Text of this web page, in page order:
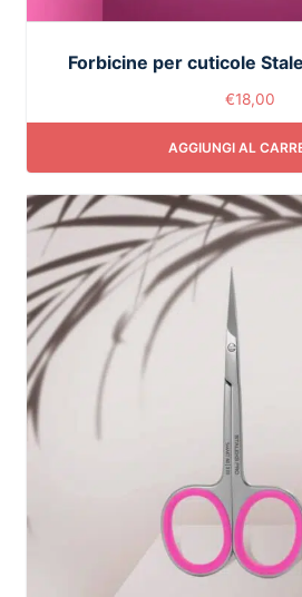
Forbicine per cuticole
€18,00
AGGIUNGI AL